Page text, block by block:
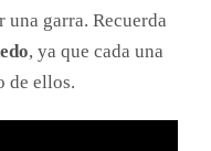
una garra. Recuerda
, ya que cada una
de ellos.